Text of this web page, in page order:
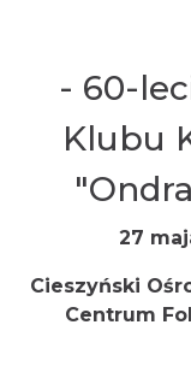
0.06 km
- 60-
Klubu
27
Cieszyński
Centrum